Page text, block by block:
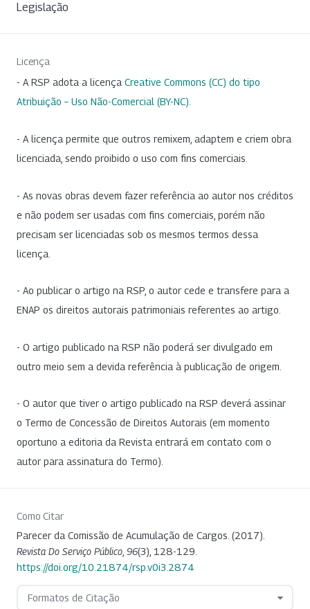
Legislação
Licença
- A RSP adota a licença Creative Commons (CC) do tipo
Atribuição – Uso Não-Comercial (BY-NC).
- A licença permite que outros remixem, adaptem e criem obra
licenciada, sendo proibido o uso com fins comerciais.
- As novas obras devem fazer referência ao autor nos créditos
e não podem ser usadas com fins comerciais, porém não
precisam ser licenciadas sob os mesmos termos dessa
licença.
- Ao publicar o artigo na RSP, o autor cede e transfere para a
ENAP os direitos autorais patrimoniais referentes ao artigo.
- O artigo publicado na RSP não poderá ser divulgado em
outro meio sem a devida referência à publicação de origem.
- O autor que tiver o artigo publicado na RSP deverá assinar
o Termo de Concessão de Direitos Autorais (em momento
oportuno a editoria da Revista entrará em contato com o
autor para assinatura do Termo).
Como Citar
Parecer da Comissão de Acumulação de Cargos. (2017).
Revista Do Serviço Público, 96(3), 128-129.
https://doi.org/10.21874/rsp.v0i3.2874
Formatos de Citação